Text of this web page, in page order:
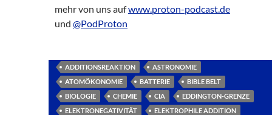
mehr von uns aufwww.proton-podcast.de
und @PodProton
ADDITIONSREAKTION
ASTRONOMIE
ATOMÖKONOMIE
BATTERIE
BIBLE BELT
BIOLOGIE
CHEMIE CIA
EDDINGTON-GRENZE
ELEKTRONEGATIVITÄT
ELEKTROPHILE ADDITION